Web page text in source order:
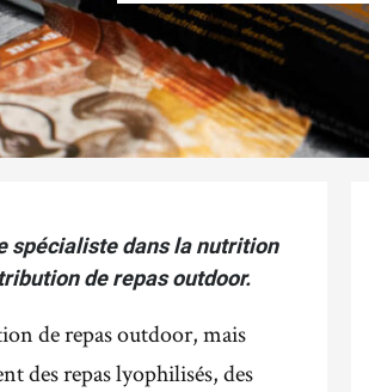
spécialiste dans la nutrition
de repas outdoor.
de repas outdoor, mais
des repas lyophilisés, des